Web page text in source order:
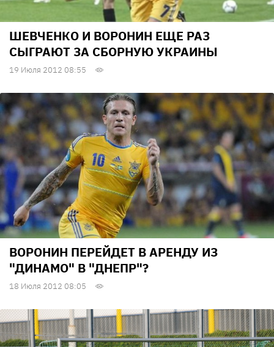
ШЕВЧЕНКО И ВОРОНИН ЕЩЕ РАЗ
СЫГРАЮТ ЗА СБОРНУЮ УКРАИНЫ
19 Июля 2012 08:55
ВОРОНИН ПЕРЕЙДЕТ В АРЕНДУ ИЗ
"ДИНАМО" В "ДНЕПР"?
18 Июля 2012 08:05